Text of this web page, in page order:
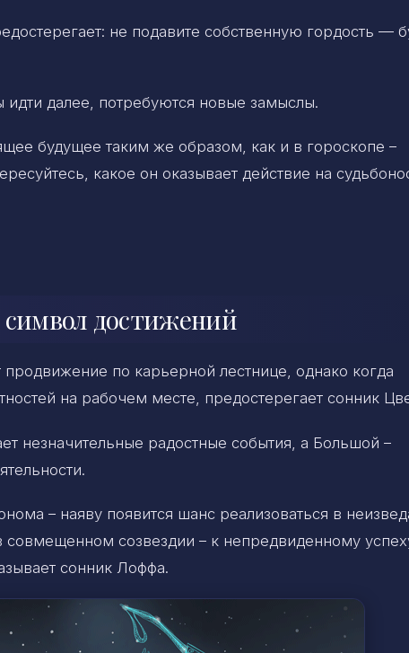
не подавите собственную гордость —
далее, потребуются новые замыслы.
будущее таким же образом, как и в гороскопе –
какое он оказывает действие на
символ достижений
продвижение по карьерной лестнице, однако когда
на рабочем месте, предостерегает сонник
радостные события, а Большой –
– наяву появится шанс реализоваться в
совмещенном созвездии – к непредвиденному
сонник Лоффа.